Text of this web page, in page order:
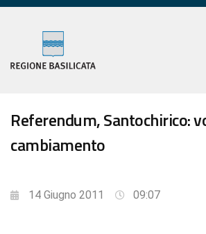
Referendum, Santochirico:
cambiamento
14 Giugno 2011 09:07